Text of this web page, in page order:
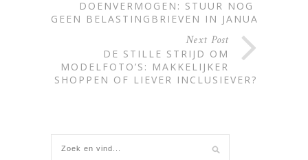
DOENVERMOGEN: STUUR NOG
GEEN BELASTINGBRIEVEN IN JANUARI
Next Post
DE STILLE STRIJD OM
MODELFOTO’S: MAKKELIJKER
SHOPPEN OF LIEVER INCLUSIEVER?